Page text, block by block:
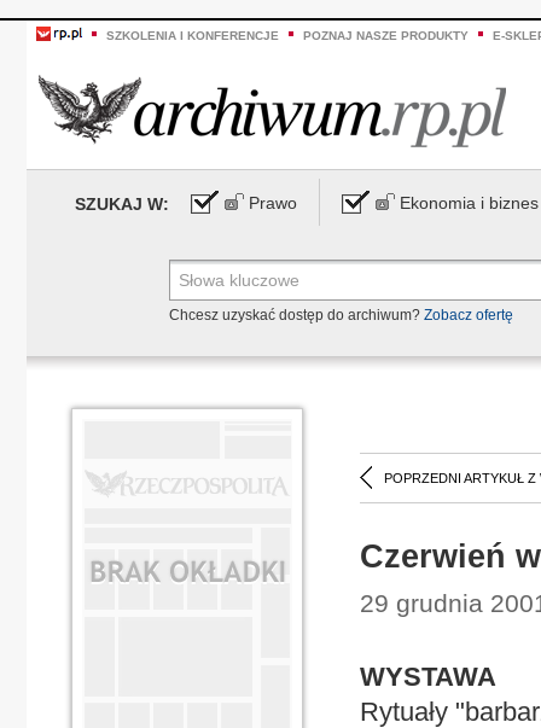
SZKOLENIA I KONFERENCJE POZNAJ NASZE PRODUKTY E-
SZUKAJ W: Prawo Ekonomia i biznes
Chcesz uzyskać dostęp do archiwum? Zobacz ofertę
POPRZEDNI ARTYKUŁ Z
Czerwień
29 grudnia
WYSTAWA
Rytuały